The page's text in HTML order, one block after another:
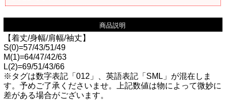
商品説明
【着丈/身幅/肩幅/袖丈】
S(0)=57/43/51/49
M(1)=64/47/42/63
L(2)=69/51/43/66
※タグは数字表記「012」、英語表記「SML」が混在しま
す。予めご了承くださいませ。上記数値は物によって微妙に
差がある場合がございます。